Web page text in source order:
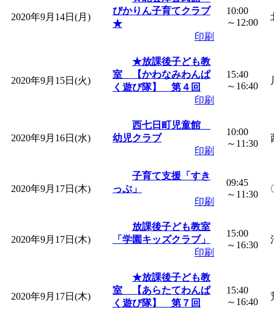
2020年9月14日(月)
ぴかりん子育てクラブ
★
印刷
10:00
～12:00
2020年9月15日(火)
★放課後子ども教
室 【かわなみわんぱ
く遊び隊】 第４回
印刷
15:40
～16:40
2020年9月16日(水)
西七日町児童館
幼児クラブ
印刷
10:00
～11:30
2020年9月17日(木)
子育て支援「すき
っぷ」
印刷
09:45
～11:30
2020年9月17日(木)
放課後子ども教室
「学園キッズクラブ」
印刷
15:00
～16:30
2020年9月17日(木)
★放課後子ども教
室 【あらたてわんぱ
く遊び隊】 第７回
15:40
～16:40